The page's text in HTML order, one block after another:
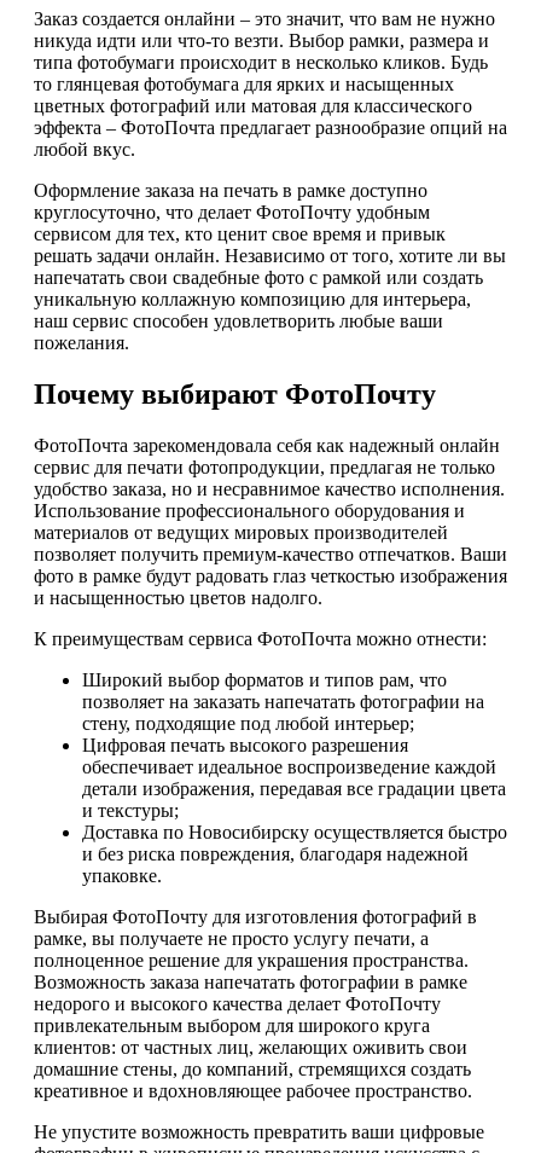
Заказ создается онлайни – это значит, что вам не нужно
никуда идти или что-то везти. Выбор рамки, размера и
типа фотобумаги происходит в несколько кликов. Будь
то глянцевая фотобумага для ярких и насыщенных
цветных фотографий или матовая для классического
эффекта – ФотоПочта предлагает разнообразие опций на
любой вкус.
Оформление заказа на печать в рамке доступно
круглосуточно, что делает ФотоПочту удобным
сервисом для тех, кто ценит свое время и привык
решать задачи онлайн. Независимо от того, хотите ли вы
напечатать свои свадебные фото с рамкой или создать
уникальную коллажную композицию для интерьера,
наш сервис способен удовлетворить любые ваши
пожелания.
Почему выбирают ФотоПочту
ФотоПочта зарекомендовала себя как надежный онлайн
сервис для печати фотопродукции, предлагая не только
удобство заказа, но и несравнимое качество исполнения.
Использование профессионального оборудования и
материалов от ведущих мировых производителей
позволяет получить премиум-качество отпечатков. Ваши
фото в рамке будут радовать глаз четкостью изображения
и насыщенностью цветов надолго.
К преимуществам сервиса ФотоПочта можно отнести:
Широкий выбор форматов и типов рам, что
позволяет на заказать напечатать фотографии на
стену, подходящие под любой интерьер;
Цифровая печать высокого разрешения
обеспечивает идеальное воспроизведение каждой
детали изображения, передавая все градации цвета
и текстуры;
Доставка по Новосибирску осуществляется быстро
и без риска повреждения, благодаря надежной
упаковке.
Выбирая ФотоПочту для изготовления фотографий в
рамке, вы получаете не просто услугу печати, а
полноценное решение для украшения пространства.
Возможность заказа напечатать фотографии в рамке
недорого и высокого качества делает ФотоПочту
привлекательным выбором для широкого круга
клиентов: от частных лиц, желающих оживить свои
домашние стены, до компаний, стремящихся создать
креативное и вдохновляющее рабочее пространство.
Не упустите возможность превратить ваши цифровые